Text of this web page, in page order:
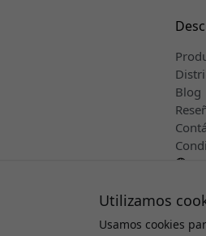
Blog
Utilizamos
Usamos cookies